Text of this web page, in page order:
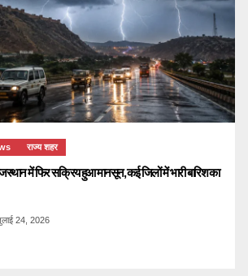
राज्य शहर
में फिर सक्रिय हुआ मानसून, कई जिलों में भारी बारिश का
24, 2026